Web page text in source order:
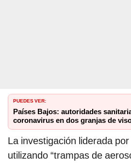
PUEDES VER:
Países Bajos: autoridades
coronavirus en dos granjas de
La investigación liderada por
utilizando “trampas de